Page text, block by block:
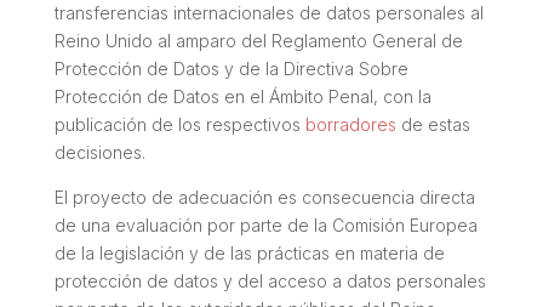
transferencias internacionales de datos personales al
Reino Unido al amparo del Reglamento General de
Protección de Datos y de la Directiva Sobre
Protección de Datos en el Ámbito Penal, con la
publicación de los respectivos borradores de estas
decisiones.
El proyecto de adecuación es consecuencia directa
de una evaluación por parte de la Comisión Europea
de la legislación y de las prácticas en materia de
protección de datos y del acceso a datos personales